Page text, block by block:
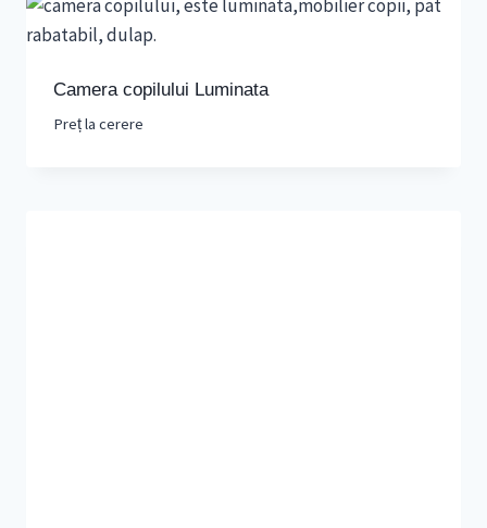
Camera copilului Luminata
Preț la cerere